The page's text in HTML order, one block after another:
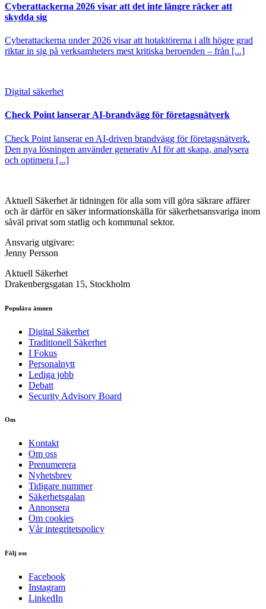
Cyberattackerna 2026 visar att det inte längre räcker att
skydda sig
Cyberattackerna under 2026 visar att hotaktörerna i allt högre grad
riktar in sig på verksamheters mest kritiska beroenden – från [...]
Digital säkerhet
Check Point lanserar AI-brandvägg för företagsnätverk
Check Point lanserar en AI-driven brandvägg för företagsnätverk.
Den nya lösningen använder generativ AI för att skapa, analysera
och optimera [...]
Aktuell Säkerhet är tidningen för alla som vill göra säkrare affärer
och är därför en säker informationskälla för säkerhets­ansvariga inom
såväl privat som statlig och kommunal sektor.
Ansvarig utgivare:
Jenny Persson
Aktuell Säkerhet
Drakenbergsgatan 15, Stockholm
Populära ämnen
Digital Säkerhet
Traditionell Säkerhet
I Fokus
Personalnytt
Lediga jobb
Debatt
Security Advisory Board
Om
Kontakt
Om oss
Prenumerera
Nyhetsbrev
Tidigare nummer
Säkerhetsgalan
Annonsera
Om cookies
Vår integritetspolicy
Följ oss
Facebook
Instagram
LinkedIn